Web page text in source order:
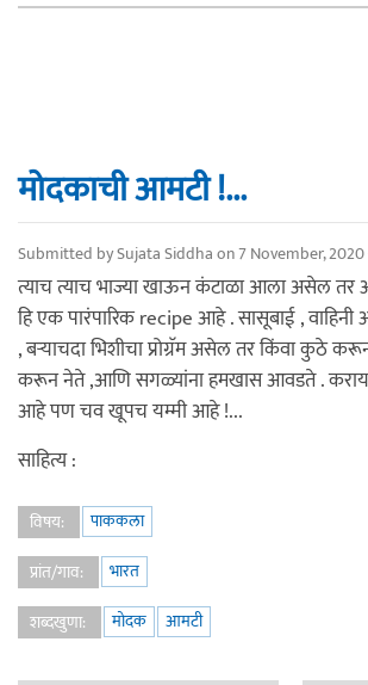
मोदकाची आमटी !...
Submitted bySujata Siddhaon 7 November, 2020
त्याच त्याच भाज्या खाऊन कंटाळा आला असेल तर
हि एक पारंपारिक recipe आहे . सासूबाई , वाहिनी
, बऱ्याचदा भिशीचा प्रोग्रॅम असेल तर किंवा कुठे
करून नेते ,आणि सगळ्यांना हमखास आवडते .
आहे पण चव खूपच यम्मी आहे !...
साहित्य :
विषय:
पाककला
प्रांत/गाव:
भारत
शब्दखुणा:
मोदक आमटी